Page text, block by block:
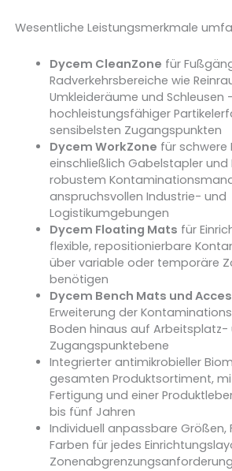
Wesentliche Leistungsmerkmale
Dycem CleanZone für
Radverkehrsbereiche wie
Umkleideräume und Schleusen
hochleistungsfähiger
sensibelsten Zugangspunkten
Dycem WorkZone für schwere
einschließlich Gabelstapler und
robustem
anspruchsvollen Industrie- und
Logistikumgebungen
Dycem Floating Mats für
flexible, repositionierbare
über variable oder temporäre
benötigen
Dycem Bench Mats und
Erweiterung der
Boden hinaus auf Arbeitsplatz-
Zugangspunktebene
Integrierter antimikrobieller
gesamten Produktsortiment,
Fertigung und einer
bis fünf Jahren
Individuell anpassbare Größen,
Farben für jedes
Zonenabgrenzungsanforderung